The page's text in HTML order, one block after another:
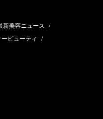
新美容ニュース /
ービューティ /